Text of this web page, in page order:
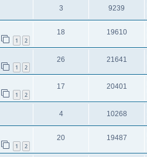
3 9239
1 2
18 19610
1 2
26 21641
1 2
17 20401
4 10268
1 2
20 19487